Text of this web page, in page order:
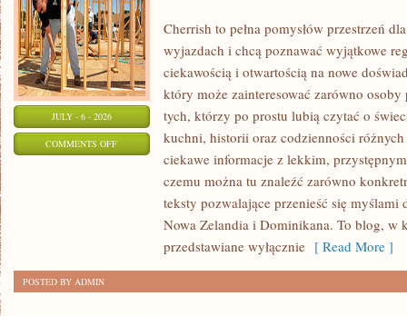
JULY - 6 - 2026
COMMENTS OFFON
Cherrish to pełna pomysłów przestrzeń
wyjazdach i chcą poznawać wyjątkowe
ciekawością i otwartością na nowe
który może zainteresować zarówno
tych, którzy po prostu lubią czytać o
kuchni, historii oraz codzienności
ciekawe informacje z lekkim,
czemu można tu znaleźć zarówno
teksty pozwalające przenieść się myślami
Nowa Zelandia i Dominikana. To blog, w
przedstawiane wyłącznie [ Read More ]
POSTED BY ADMIN